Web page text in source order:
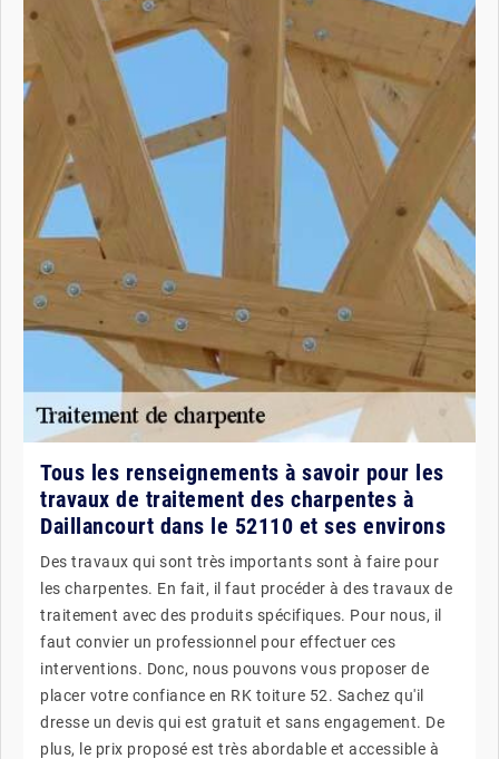
Tous les renseignements à savoir pour les
travaux de traitement des charpentes à
Daillancourt dans le 52110 et ses environs
Des travaux qui sont très importants sont à faire pour
les charpentes. En fait, il faut procéder à des travaux de
traitement avec des produits spécifiques. Pour nous, il
faut convier un professionnel pour effectuer ces
interventions. Donc, nous pouvons vous proposer de
placer votre confiance en RK toiture 52. Sachez qu'il
dresse un devis qui est gratuit et sans engagement. De
plus, le prix proposé est très abordable et accessible à